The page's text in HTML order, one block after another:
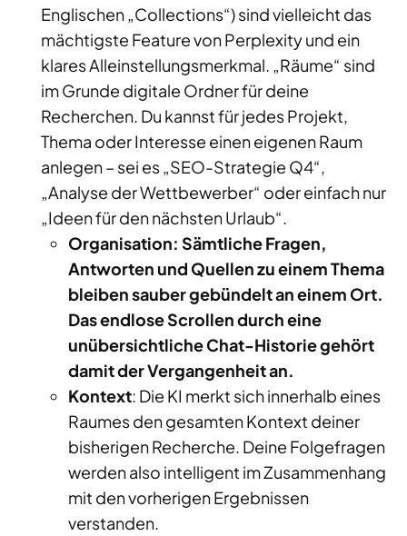
Englischen „Collections“) sind vielleicht das
mächtigste Feature von Perplexity und ein
klares Alleinstellungsmerkmal. „Räume“ sind
im Grunde digitale Ordner für deine
Recherchen. Du kannst für jedes Projekt,
Thema oder Interesse einen eigenen Raum
anlegen – sei es „SEO-Strategie Q4“,
„Analyse der Wettbewerber“ oder einfach nur
„Ideen für den nächsten Urlaub“.
Organisation: Sämtliche Fragen,
Antworten und Quellen zu einem Thema
bleiben sauber gebündelt an einem Ort.
Das endlose Scrollen durch eine
unübersichtliche Chat-Historie gehört
damit der Vergangenheit an.
Kontext: Die KI merkt sich innerhalb eines
Raumes den gesamten Kontext deiner
bisherigen Recherche. Deine Folgefragen
werden also intelligent im Zusammenhang
mit den vorherigen Ergebnissen
verstanden.